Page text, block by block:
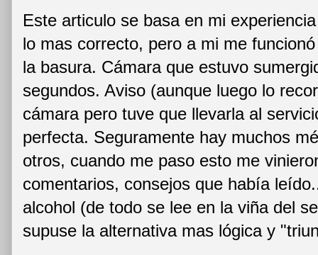
Este articulo se basa en mi
lo mas correcto, pero a mi me
la basura. Cámara que estuvo
segundos. Aviso (aunque luego lo
cámara pero tuve que llevarla al
perfecta. Seguramente hay muchos
otros, cuando me paso esto me
comentarios, consejos que había
alcohol (de todo se lee en la viña del
supuse la alternativa mas lógica y